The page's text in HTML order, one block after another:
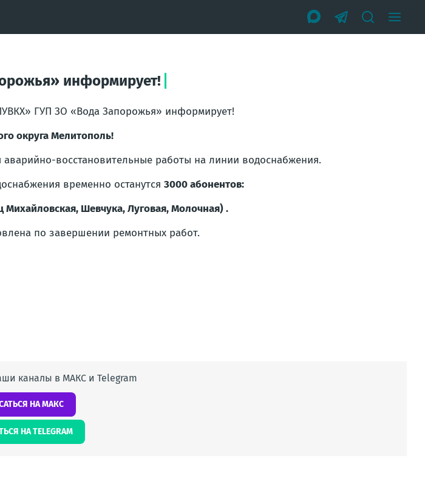
информирует!
ГУП ЗО «Вода Запорожья» информирует!
округа Мелитополь!
аварийно-восстановительные работы на линии водоснабжения.
временно останутся 3000 абонентов:
Михайловская, Шевчука, Луговая, Молочная) .
по завершении ремонтных работ.
каналы в МАКС и Telegram
НА МАКС
НА TELEGRAM